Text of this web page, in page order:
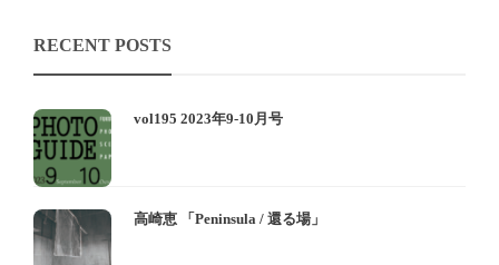
RECENT POSTS
vol195 2023年9-10月号
高崎恵 「Peninsula / 還る場」